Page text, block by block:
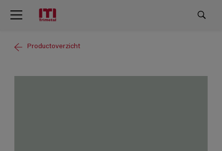
Productoverzicht